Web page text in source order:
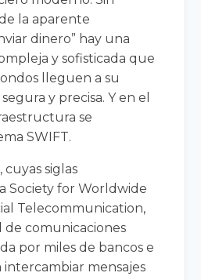
la aparente
dinero” hay una
y sofisticada que
lleguen a su
y precisa. Y en el
se
SWIFT.
cuyas siglas
Society for Worldwide
Telecommunication,
de comunicaciones
por miles de bancos e
intercambiar mensajes